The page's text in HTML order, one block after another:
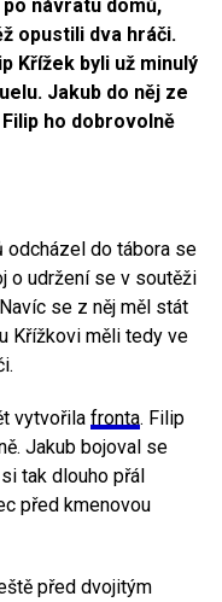
návratu domů,
opustili dva hráči.
Křížek byli už minulý
Jakub do něj ze
ho dobrovolně
odcházel do tábora se
o udržení se v soutěži
se z něj měl stát
Křížkovi měli tedy ve
vytvořila fronta. Filip
Jakub bojoval se
tak dlouho přál
před kmenovou
před dvojitým